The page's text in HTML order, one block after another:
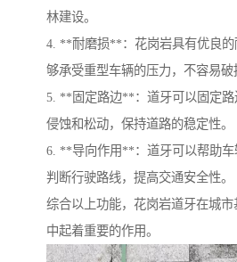
林建设。
4. **耐磨损**：花岗岩具有优良
够承受重型车辆的压力，不容易破
5. **固定路边**：道牙可以固定
侵蚀和松动，保持道路的稳定性。
6. **导向作用**：道牙可以帮助
判断行驶路线，提高交通安全性。
综合以上功能，花岗岩道牙在城
中起着重要的作用。